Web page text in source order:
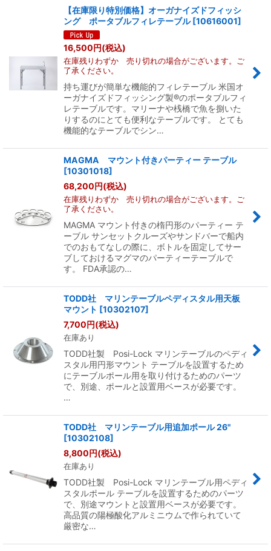
【在庫限り特別価格】オーガナイズドフィッシ
ング ポータブルフィレテーブル [10616001]
16,500円(税込)
在庫残りわずか 売り切れの場合がございます。ご
了承ください。
持ち運びが簡単な機能的フィレテーブル 米国オ
ーガナイズドフィッシング製®のポータブルフィ
レテーブルです。マリーナや桟橋で魚を捌いた
りするのにとても便利なテーブルです。 とても
機能的なテーブルでシン…
MAGMA マウント付きパーティー テーブル
[10301018]
68,200円(税込)
在庫残りわずか 売り切れの場合がございます。ご
了承ください。
MAGMA マウント付きの楕円形のパーティー テ
ーブル サンセットクルーズやサンドバーで船内
でのおもてなしの際に、ボトルを固定してサー
ブしておけるマグマのパーティーテーブルで
す。 FDA承認の…
TODD社 マリンテーブルペディスタル用天板
マウント [10302107]
7,700円(税込)
在庫あり
TODD社製 Posi-Lock マリンテーブルのペディ
スタル用円形マウント テーブルを設置するため
にテーブルポール用を取り付けるためのパーツ
で、別途、ポールと設置用ベースが必要です。
…
TODD社 マリンテーブル用追加ポール 26"
[10302108]
8,800円(税込)
在庫あり
TODD社製 Posi-Lock マリンテーブル用ペディ
スタルポール テーブルを設置するためのパーツ
で、別途マウントと設置用ベースが必要です。
高品質の陽極酸化アルミニウムで作られていて
厳密な…